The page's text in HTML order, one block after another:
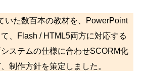
いた数百本の教材を、PowerPoint
、Flash / HTML5両方に対応する
ステムの仕様に合わせSCORM化
制作方針を策定しました。